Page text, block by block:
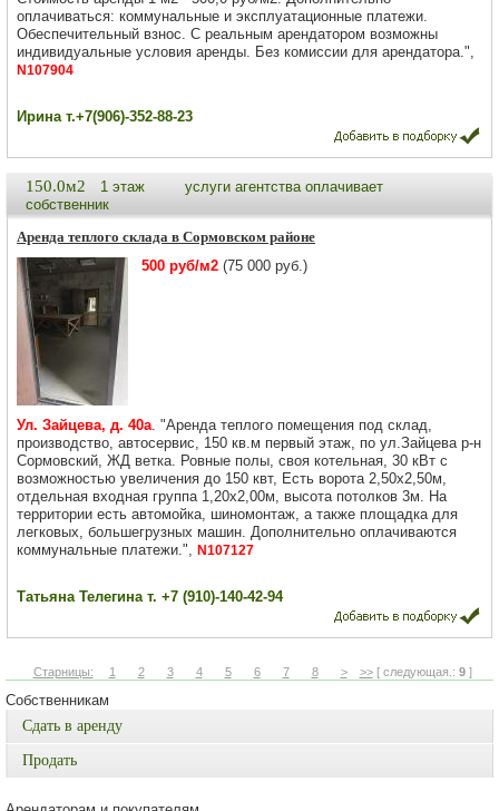
оплачиваться: коммунальные и эксплуатационные платежи.
Обеспечительный взнос. С реальным арендатором возможны
индивидуальные условия аренды. Без комиссии для арендатора.",
N107904
Ирина т.+7(906)-352-88-23
150.0м2 1 этаж
услуги агентства оплачивает
собственник
Аренда теплого склада в Сормовском районе
500 руб/м2 (75 000 руб.)
Ул. Зайцева, д. 40а. "Аренда теплого помещения под склад,
производство, автосервис, 150 кв.м первый этаж, по ул.Зайцева р-н
Сормовский, ЖД ветка. Ровные полы, своя котельная, 30 кВт с
возможностью увеличения до 150 квт, Есть ворота 2,50х2,50м,
отдельная входная группа 1,20х2,00м, высота потолков 3м. На
территории есть автомойка, шиномонтаж, а также площадка для
легковых, большегрузных машин. Дополнительно оплачиваются
коммунальные платежи.", N107127
Татьяна Телегина т. +7 (910)-140-42-94
Старницы: 1 2 3 4 5 6 7 8 > >>[ следующая.: 9]
Собственникам
Сдать в аренду
Продать